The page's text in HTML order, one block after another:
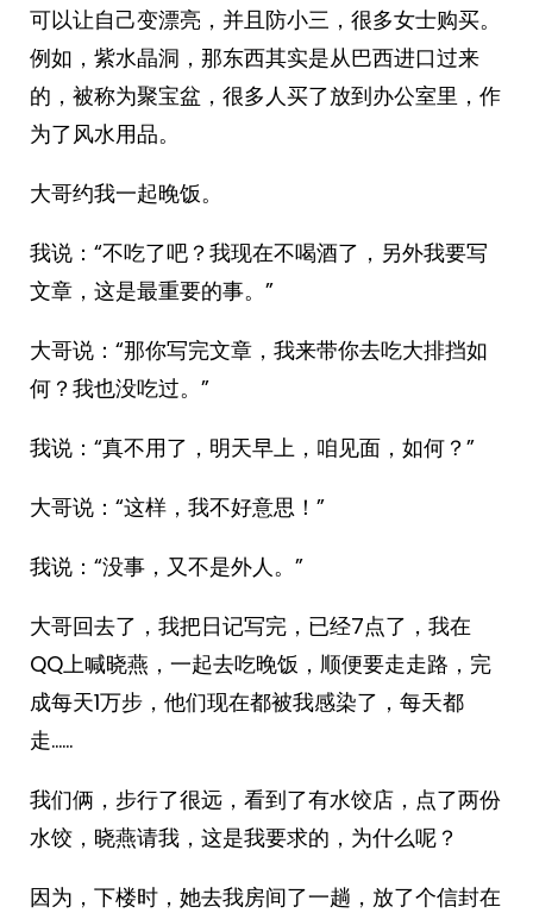
可以让自己变漂亮，并且防小三，很多女士购买。
例如，紫水晶洞，那东西其实是从巴西进口过来
的，被称为聚宝盆，很多人买了放到办公室里，作
为了风水用品。
大哥约我一起晚饭。
我说：“不吃了吧？我现在不喝酒了，另外我要写
文章，这是最重要的事。”
大哥说：“那你写完文章，我来带你去吃大排挡如
何？我也没吃过。”
我说：“真不用了，明天早上，咱见面，如何？”
大哥说：“这样，我不好意思！”
我说：“没事，又不是外人。”
大哥回去了，我把日记写完，已经7点了，我在
QQ上喊晓燕，一起去吃晚饭，顺便要走走路，完
成每天1万步，他们现在都被我感染了，每天都
走……
我们俩，步行了很远，看到了有水饺店，点了两份
水饺，晓燕请我，这是我要求的，为什么呢？
因为，下楼时，她去我房间了一趟，放了个信封在